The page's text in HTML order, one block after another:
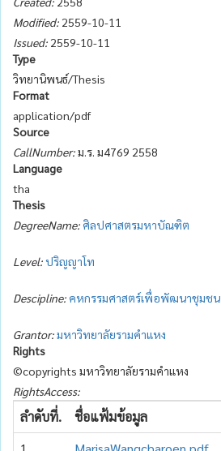
Modified: 2559-10-11
Issued: 2559-10-11
Type
วิทยานิพนธ์/Thesis
Format
application/pdf
Source
CallNumber:ม.ร. ม4769 2558
Language
tha
Thesis
DegreeName: ศิลปศาสตรมหาบัณฑิต
Level:ปริญญาโท
Descipline: คหกรรมศาสตร์เพื่อพัฒนาชุมชน
Grantor:มหาวิทยาลัยรามคำแหง
Rights
©copyrights มหาวิทยาลัยรามคำแหง
RightsAccess:
ลำดับที่. ชื่อแฟ้มข้อมูล